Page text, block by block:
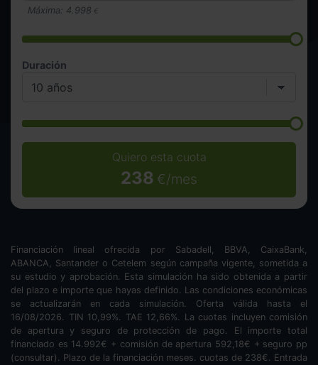
Máxima: 4.998 €
Duración
Quiero esta cuota
238 €/mes
Financiación lineal ofrecida por Sabadell, BBVA, CaixaBank,
ABANCA, Santander o Cetelem según campaña vigente, sometida a
su estudio y aprobación. Esta simulación ha sido obtenida a partir
del plazo e importe que hayas definido. Las condiciones económicas
se actualizarán en cada simulación. Oferta válida hasta el
16/08/2026. TIN 10,99%. TAE 12,66%. La cuotas incluyen comisión
de apertura y seguro de protección de pago. El importe total
financiado es 14.992€ + comisión de apertura 592,18€ + seguro pp
(consultar). Plazo de la financiación meses. cuotas de 238€. Entrada